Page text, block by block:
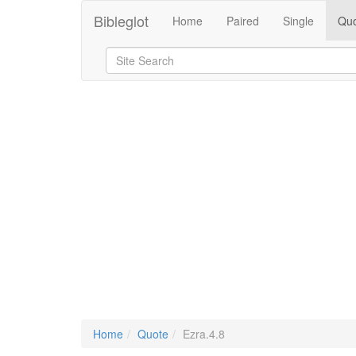
Bibleglot Home Paired Single
Home Quote Ezra.4.8